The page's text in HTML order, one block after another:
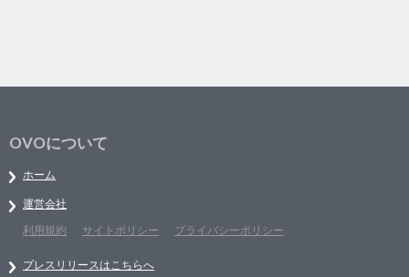
OVOについて
ホーム
運営会社
利用規約
サイトポリシー プライバシーポリシー
プレスリリースはこちらへ